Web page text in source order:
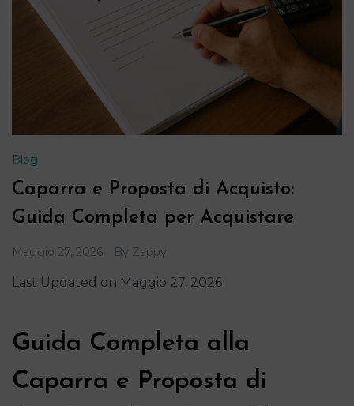
Blog
Caparra e Proposta di Acquisto:
Guida Completa per Acquistare
Maggio 27, 2026 By Zappy
Last Updated on Maggio 27, 2026
Guida Completa alla
Caparra e Proposta di